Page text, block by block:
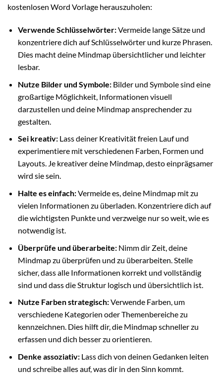
kostenlosen Word Vorlage herauszuholen:
Verwende Schlüsselwörter:Vermeide lange Sätze und
konzentriere dich auf Schlüsselwörter und kurze Phrasen.
Dies macht deine Mindmap übersichtlicher und leichter
lesbar.
Nutze Bilder und Symbole:Bilder und Symbole sind eine
großartige Möglichkeit, Informationen visuell
darzustellen und deine Mindmap ansprechender zu
gestalten.
Sei kreativ:Lass deiner Kreativität freien Lauf und
experimentiere mit verschiedenen Farben, Formen und
Layouts. Je kreativer deine Mindmap, desto einprägsamer
wird sie sein.
Halte es einfach:Vermeide es, deine Mindmap mit zu
vielen Informationen zu überladen. Konzentriere dich auf
die wichtigsten Punkte und verzweige nur so weit, wie es
notwendig ist.
Überprüfe und überarbeite:Nimm dir Zeit, deine
Mindmap zu überprüfen und zu überarbeiten. Stelle
sicher, dass alle Informationen korrekt und vollständig
sind und dass die Struktur logisch und übersichtlich ist.
Nutze Farben strategisch:Verwende Farben, um
verschiedene Kategorien oder Themenbereiche zu
kennzeichnen. Dies hilft dir, die Mindmap schneller zu
erfassen und dich besser zu orientieren.
Denke assoziativ:Lass dich von deinen Gedanken leiten
und schreibe alles auf, was dir in den Sinn kommt.